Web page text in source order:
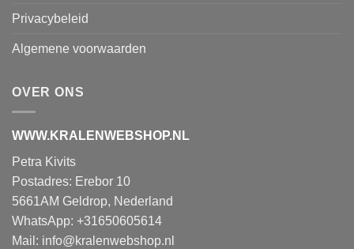
Privacybeleid
Algemene voorwaarden
OVER ONS
WWW.KRALENWEBSHOP.NL
Petra Kivits
Postadres: Erebor 10
5661AM Geldrop, Nederland
WhatsApp: +31650605614
Mail: info@kralenwebshop.nl